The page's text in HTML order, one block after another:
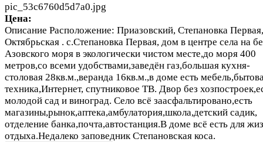
pic_53c6760d5d7a0.jpg
Цена:
Описание Расположение: Приазовский, Степановка Первая,
Октябрьская . с.Степановка Первая, дом в центре села на
Азовского моря в экологически чистом месте,до моря 400
метров,со всеми удобствами,заведён газ,большая кухня-
столовая 28кв.м.,веранда 16кв.м.,в доме есть
техника,Интернет, спутниковое ТВ. Двор без
молодой сад и виноград. Село всё заасфальтировано,есть
магазины,рынок,аптека,амбулатория,школа,детский садик,
отделение банка,почта,автостанция.В доме всё есть для
отдыха.Недалеко заповедник Степановская коса.